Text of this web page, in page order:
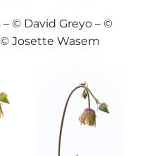
© David Greyo – ©
Josette Wasem